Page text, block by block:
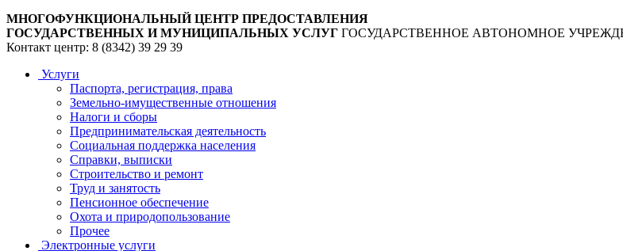
МНОГОФУНКЦИОНАЛЬНЫЙ ЦЕНТР ПРЕДОСТАВЛЕНИЯ
ГОСУДАРСТВЕННЫХ И МУНИЦИПАЛЬНЫХ УСЛУГ ГОСУДАРСТВЕННОЕ АВТОНОМНОЕ
Контакт центр: 8 (8342) 39 29 39
Услуги
Паспорта, регистрация, права
Земельно-имущественные отношения
Налоги и сборы
Предпринимательская деятельность
Социальная поддержка населения
Справки, выписки
Строительство и ремонт
Труд и занятость
Пенсионное обеспечение
Охота и природопользование
Прочее
Электронные услуги